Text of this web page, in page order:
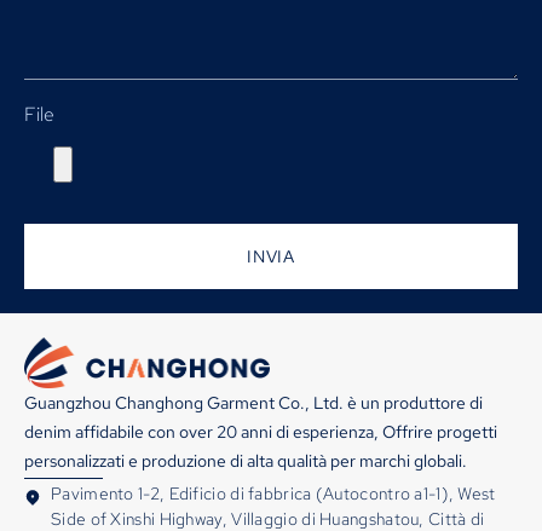
File
INVIA
Guangzhou Changhong Garment Co., Ltd. è un produttore di
denim affidabile con over 20 anni di esperienza, Offrire progetti
personalizzati e produzione di alta qualità per marchi globali.
Pavimento 1-2, Edificio di fabbrica (Autocontro a1-1), West
Side of Xinshi Highway, Villaggio di Huangshatou, Città di